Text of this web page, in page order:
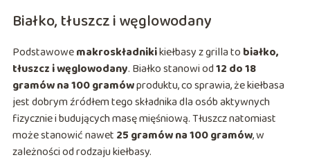
Białko, tłuszcz i węglowodany
Podstawowemakroskładnikikiełbasy z grilla to białko,
tłuszcz i węglowodany. Białko stanowi od12 do 18
gramów na 100 gramówproduktu, co sprawia, że kiełbasa
jest dobrym źródłem tego składnika dla osób aktywnych
fizycznie i budujących masę mięśniową. Tłuszcz natomiast
może stanowić nawet 25 gramów na 100 gramów, w
zależności od rodzaju kiełbasy.